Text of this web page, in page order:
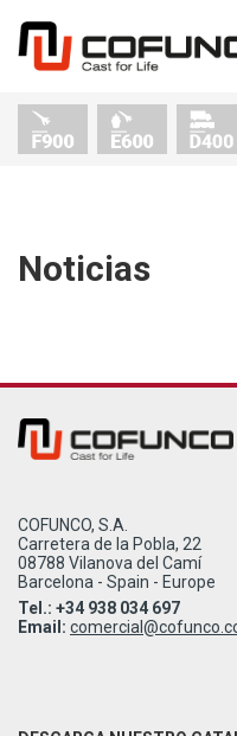
Noticias
COFUNCO, S.A.
Carretera de la Pobla, 22
08788 Vilanova del Camí
Barcelona - Spain - Europe
Tel.: +34 938 034 697
Email: